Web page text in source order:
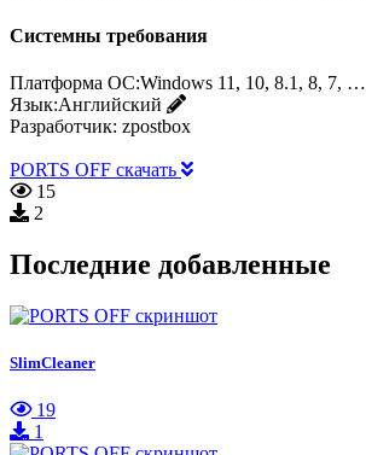
Системны требования
Платформа ОС:Windows 11, 10, 8.1, 8, 7, …
Язык:Английский
Разработчик: zpostbox
PORTS OFF скачать
15
2
Последние добавленные
SlimCleaner
19
1